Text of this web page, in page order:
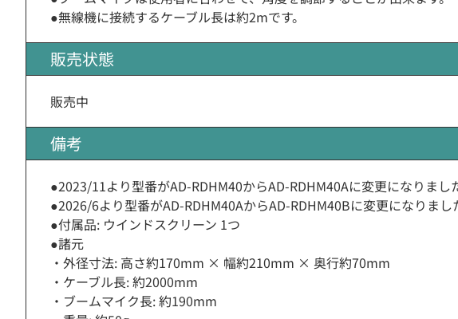
●無線機に接続するケーブル長は約2mです。
販売状態
販売中
備考
●2023/11より型番がAD-RDHM40からAD-RDHM40Aに変更になりま
●2026/6より型番がAD-RDHM40AからAD-RDHM40Bに変更になりまし
●付属品: ウインドスクリーン 1つ
●諸元
・外径寸法: 高さ約170mm × 幅約210mm × 奥行約70mm
・ケーブル長: 約2000mm
・ブームマイク長: 約190mm